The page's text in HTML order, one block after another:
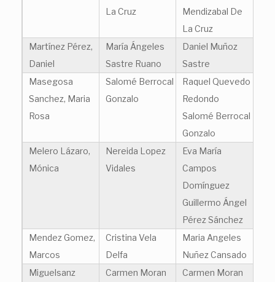
La Cruz
Mendizabal De
La Cruz
Martínez Pérez,
Daniel
María Ángeles
Sastre Ruano
Daniel Muñoz
Sastre
Masegosa
Sanchez, Maria
Rosa
Salomé Berrocal
Gonzalo
Raquel Quevedo
Redondo
Salomé Berrocal
Gonzalo
Melero Lázaro,
Mónica
Nereida Lopez
Vidales
Eva María
Campos
Domínguez
Guillermo Ángel
Pérez Sánchez
Mendez Gomez,
Marcos
Cristina Vela
Delfa
Maria Angeles
Nuñez Cansado
Miguelsanz
Carmen Moran
Carmen Moran